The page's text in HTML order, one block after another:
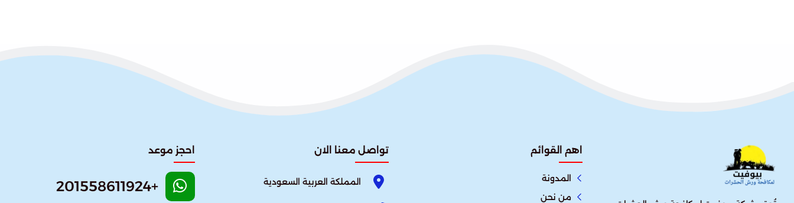
اهم القوائم
المدونة
من نحن
تواصل معنا الان
المملكة العربية السعودية
احجز موعد
+201558611924